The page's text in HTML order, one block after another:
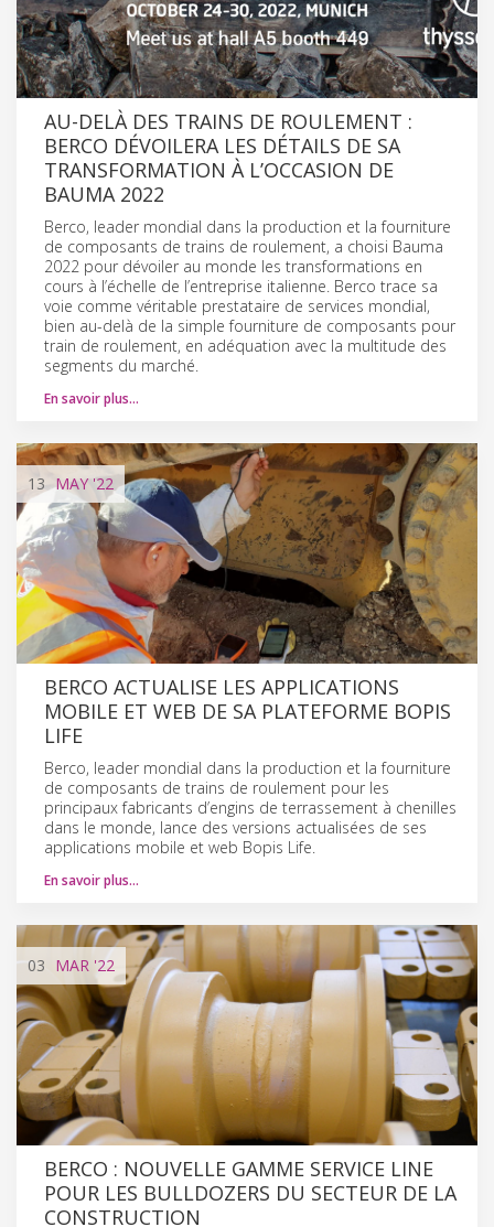
AU-DELÀ DES TRAINS DE ROULEMENT :
BERCO DÉVOILERA LES DÉTAILS DE SA
TRANSFORMATION À L’OCCASION DE
BAUMA 2022
Berco, leader mondial dans la production et la fourniture
de composants de trains de roulement, a choisi Bauma
2022 pour dévoiler au monde les transformations en
cours à l’échelle de l’entreprise italienne. Berco trace sa
voie comme véritable prestataire de services mondial,
bien au-delà de la simple fourniture de composants pour
train de roulement, en adéquation avec la multitude des
segments du marché.
En savoir plus…
13 MAY'22
BERCO ACTUALISE LES APPLICATIONS
MOBILE ET WEB DE SA PLATEFORME BOPIS
LIFE
Berco, leader mondial dans la production et la fourniture
de composants de trains de roulement pour les
principaux fabricants d’engins de terrassement à chenilles
dans le monde, lance des versions actualisées de ses
applications mobile et web Bopis Life.
En savoir plus…
03 MAR '22
BERCO : NOUVELLE GAMME SERVICE LINE
POUR LES BULLDOZERS DU SECTEUR DE LA
CONSTRUCTION